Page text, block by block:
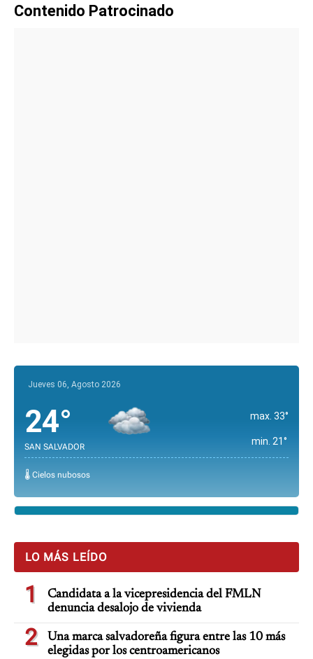
Contenido Patrocinado
Jueves 06, Agosto 2026
24°
SAN SALVADOR
max. 33°
min. 21°
🌡️ Cielos nubosos
LO MÁS LEÍDO
1
Candidata a la vicepresidencia del FMLN
denuncia desalojo de vivienda
2
Una marca salvadoreña figura entre las 10 más
elegidas por los centroamericanos